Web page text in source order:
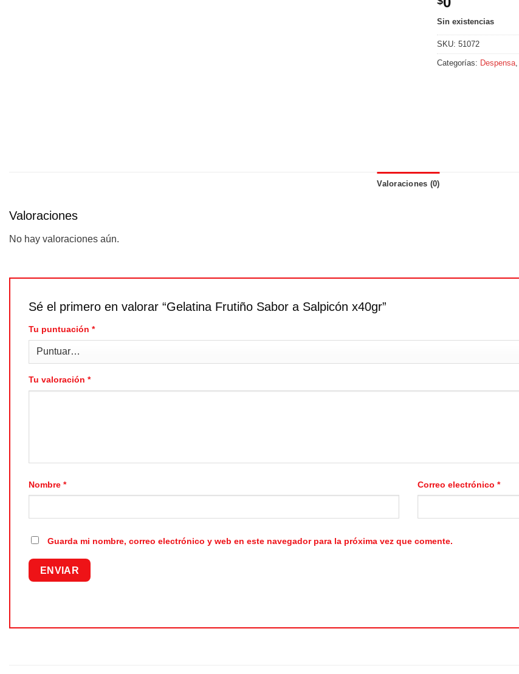
Sin existencias
SKU:51072
Categorías: Despensa
Valoraciones (0)
Valoraciones
No hay valoraciones aún.
Sé el primero en valorar “Gelatina Frutiño Sabor a Salpicón x40gr”
Tu puntuación *
Tu valoración *
Nombre * Correo electrónico *
Guarda mi nombre, correo electrónico y web en este navegador para la próxima vez que comente.